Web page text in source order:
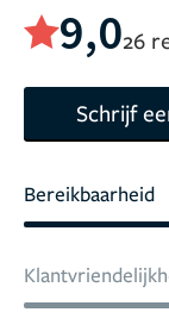
9,026
Schrijf
Bereikbaarheid